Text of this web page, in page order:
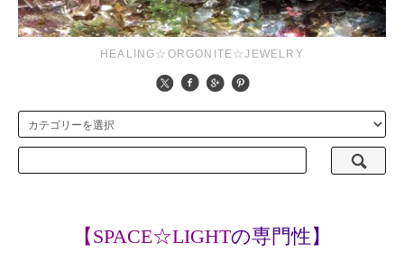
HEALING☆ORGONITE☆JEWELRY
【SPACE☆LIGHTの専門性】